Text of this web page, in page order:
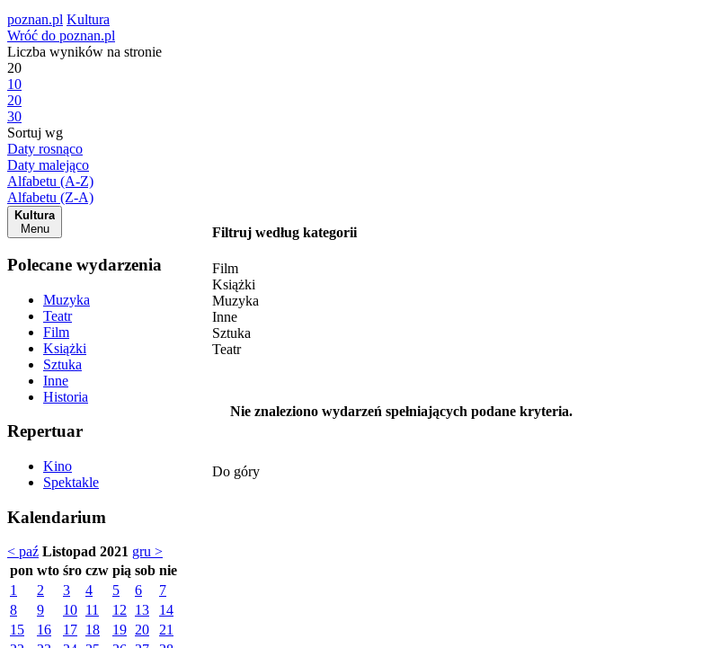
poznan.pl Kultura
Wróć do poznan.pl
Liczba wyników na stronie
20
10
20
30
Sortuj wg
Daty rosnąco
Daty malejąco
Alfabetu (A-Z)
Alfabetu (Z-A)
Kultura
Menu
Polecane wydarzenia
Muzyka
Teatr
Film
Książki
Sztuka
Inne
Historia
Repertuar
Kino
Spektakle
Kalendarium
< paź Listopad 2021 gru >
pon wto śro czw pią sob nie
1
2 3 4 5 6
7
8
9 10 11 12 13
14
15
16 17 18 19 20
21
Filtruj według kategorii
Film
Książki
Muzyka
Inne
Sztuka
Teatr
Nie znaleziono wydarzeń spełniających podane kryteria.
Do góry